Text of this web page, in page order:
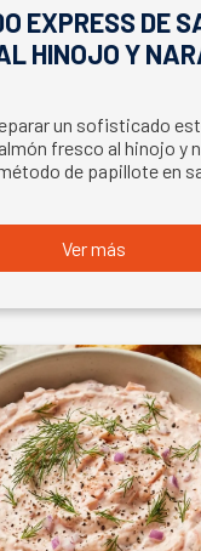
EXPRESS DE
HINOJO Y
un sofisticado
fresco al hinojo y
de papillote en
Ver más